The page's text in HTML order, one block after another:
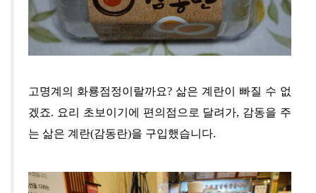
고명계의 화룡점정이랄까요? 삶은 계란이 빠질 수 없
겠죠. 요리 초보이기에 편의점으로 달려가, 감동을 주
는 삶은 계란(감동란)을 구입했습니다.